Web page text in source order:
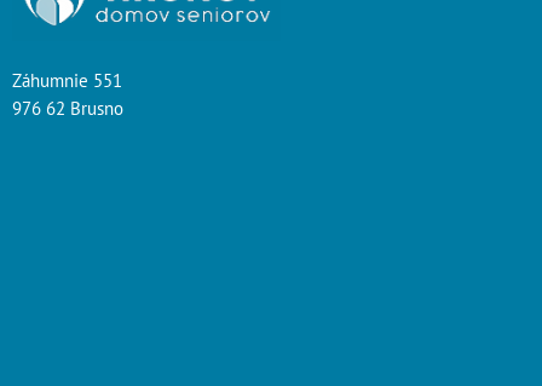
Záhumnie 551
976 62 Brusno